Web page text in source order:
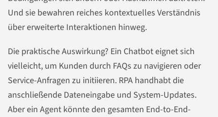
Und sie bewahren reiches kontextuelles Verständnis
über erweiterte Interaktionen hinweg.
Die praktische Auswirkung? Ein Chatbot eignet sich
vielleicht, um Kunden durch FAQs zu navigieren oder
Service-Anfragen zu initiieren. RPA handhabt die
anschließende Dateneingabe und System-Updates.
Aber ein Agent könnte den gesamten End-to-End-